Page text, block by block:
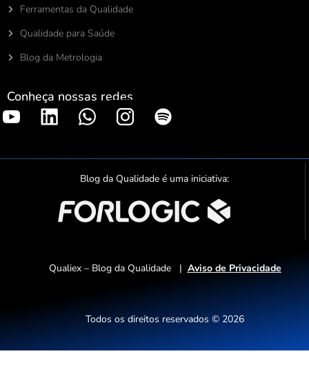
Ferramentas da Qualidade
Qualidade para Saúde
Blog da Metrologia
Conheça nossas redes
S
o
t
f
y
Blog da Qualidade é uma iniciativa:
Qualiex – Blog da Qualidade | Aviso de Privacidade
Todos os direitos reservados © 2026